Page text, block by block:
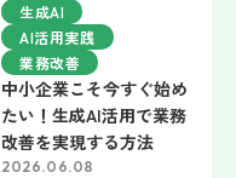
生成AI
AI活用実践
業務改善
中小企業こそ今すぐ始め
たい！生成AI活用で業務
改善を実現する方法
2026.06.08